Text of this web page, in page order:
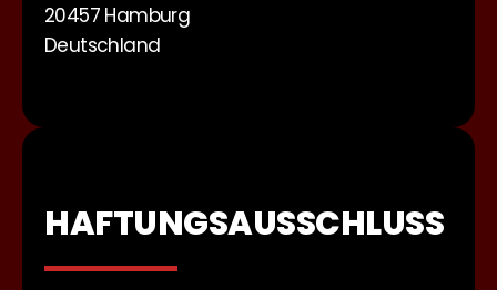
20457 Hamburg
Deutschland
HAFTUNGSAUSSCHLUSS